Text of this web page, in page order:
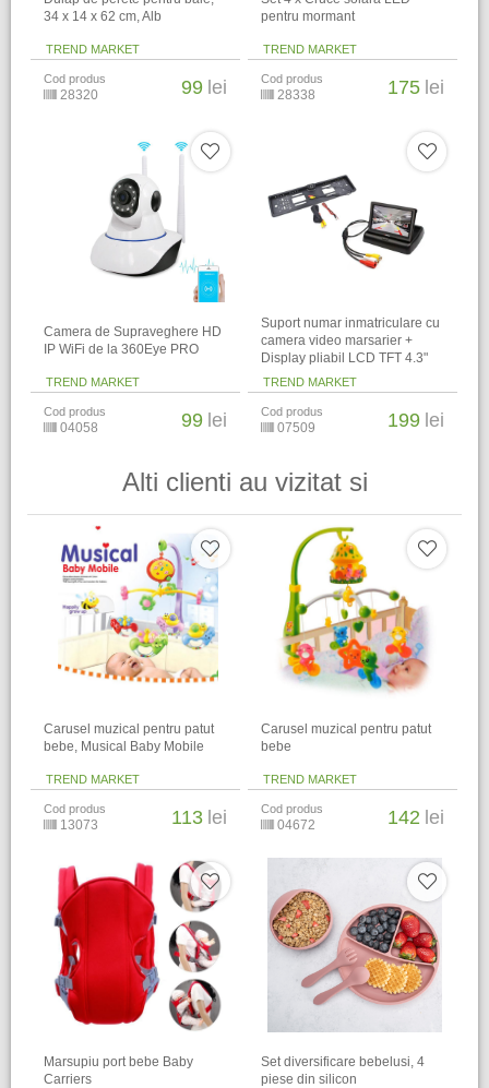
34 x 14 x 62 cm​, Alb
TREND MARKET
Cod produs
28320 99 lei
pentru mormant
TREND MARKET
Cod produs
28338 175 lei
Camera de Supraveghere HD
IP WiFi de la 360Eye PRO
TREND MARKET
Cod produs
04058 99 lei
Suport numar inmatriculare cu
camera video marsarier +
Display pliabil LCD TFT 4.3"
TREND MARKET
Cod produs
07509 199 lei
Alti clienti au vizitat si
Carusel muzical pentru patut
bebe, Musical Baby Mobile
TREND MARKET
Cod produs
13073 113 lei
Carusel muzical pentru patut
bebe
TREND MARKET
Cod produs
04672 142 lei
Marsupiu port bebe Baby
Carriers
Set diversificare bebelusi, 4
piese din silicon